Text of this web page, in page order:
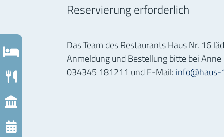
Reservierung erforderlich
Das Team des Restaurants Haus Nr. 16
Anmeldung und Bestellung bitte bei
034345 181211 und E-Mail: info@haus-